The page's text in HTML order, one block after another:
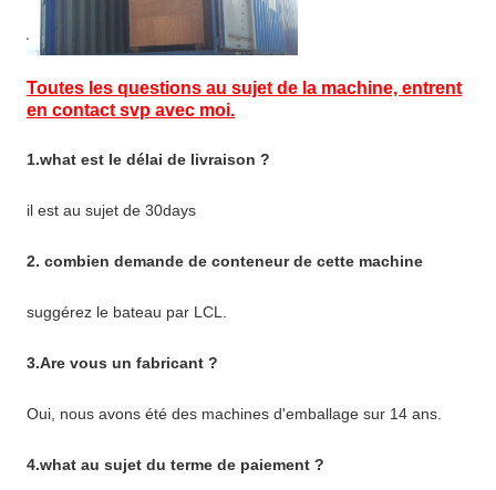
Toutes les questions au sujet de la machine, entrent
en contact svp avec moi.
1.what est le délai de livraison ?
il est au sujet de 30days
2. combien demande de conteneur de cette machine
suggérez le bateau par LCL.
3.Are vous un fabricant ?
Oui, nous avons été des machines d'emballage sur 14 ans.
4.what au sujet du terme de paiement ?